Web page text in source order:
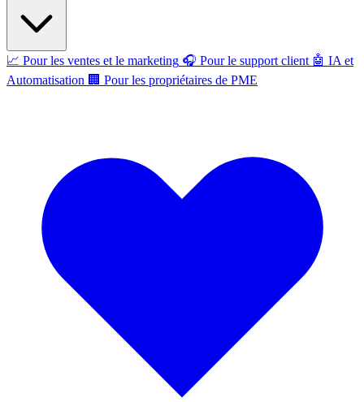
📈 Pour les ventes et le marketing 🎧 Pour le support client 🤖 IA et
Automatisation 🏢 Pour les propriétaires de PME